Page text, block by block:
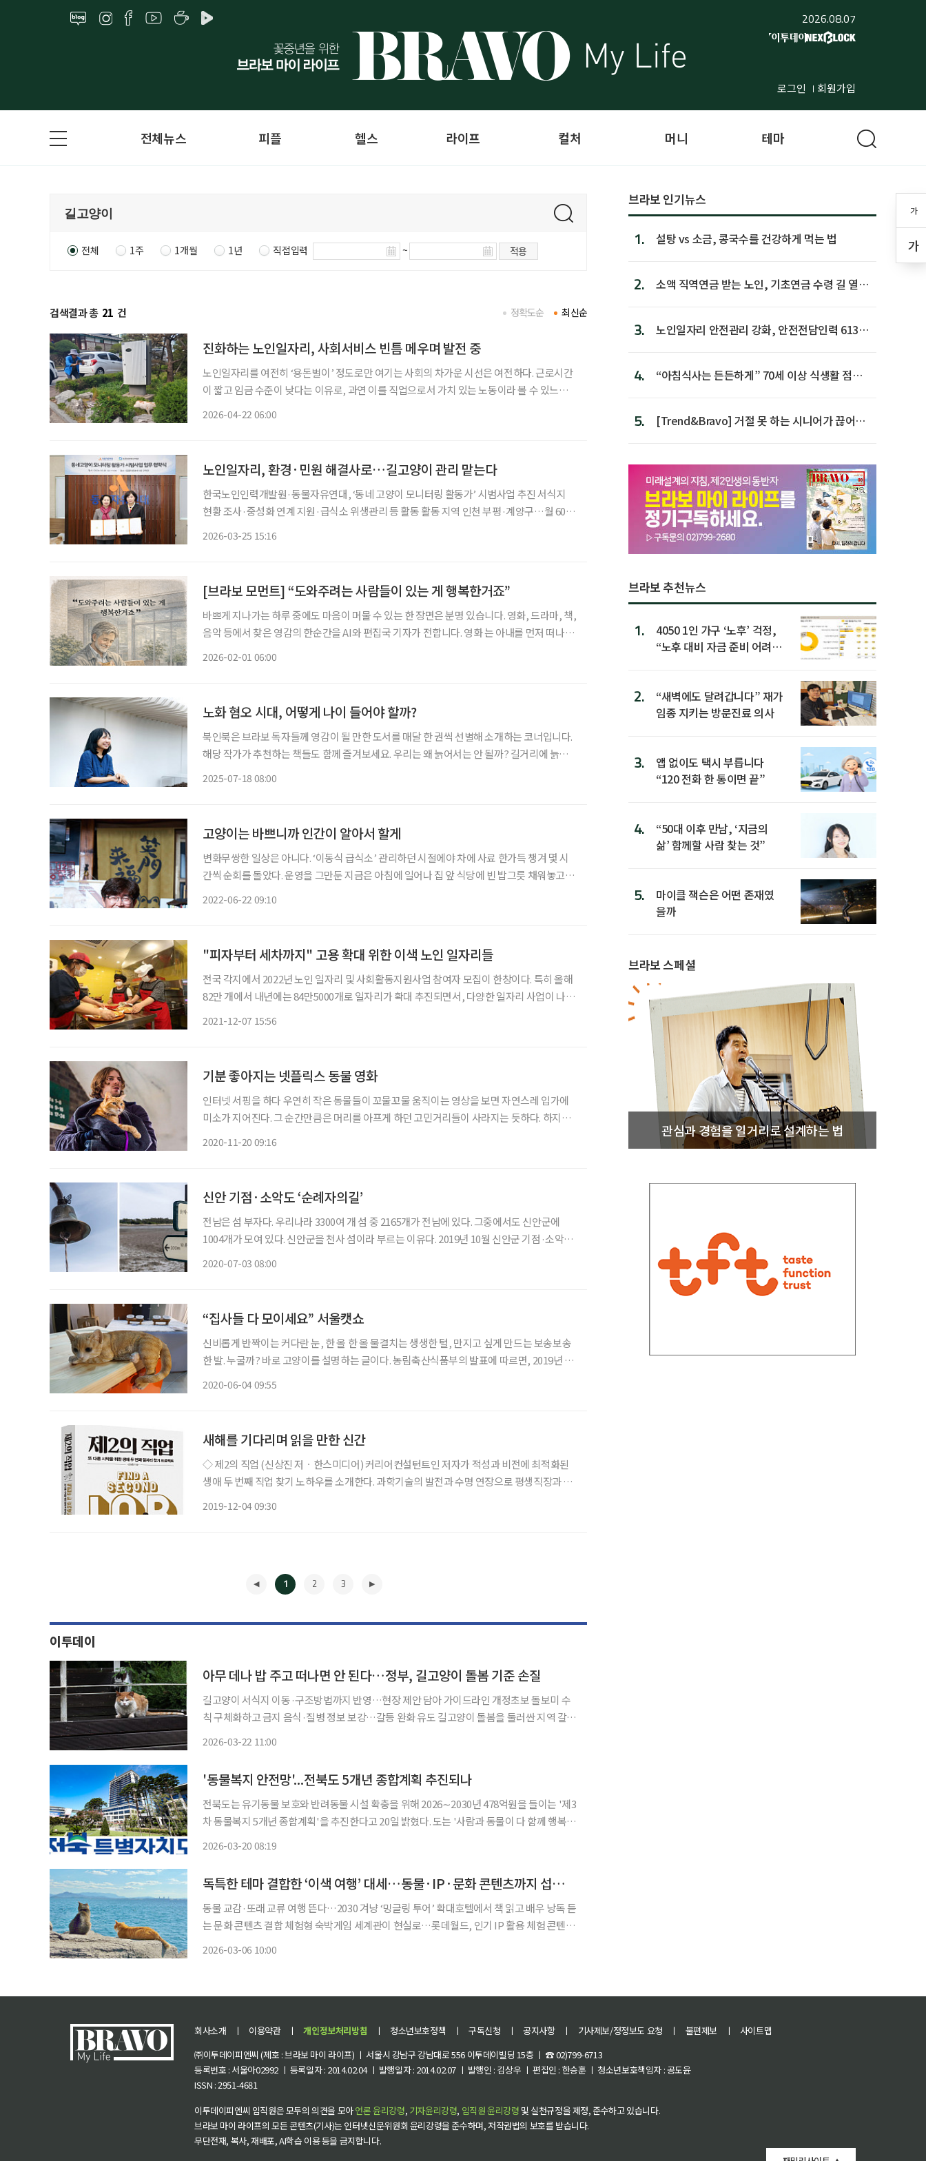
2026.08.07
로그인 회원가입
가
가
전체뉴스 피플 헬스 라이프 컬처 머니 테마
전체 1주 1개월 1년 직접입력 ~ 적용
검색결과 총 21 건 최신순
정확도순
진화하는 노인일자리, 사회서비스 빈틈 메우며 발전 중
노인일자리를 여전히 ‘용돈벌이’ 정도로만 여기는 사회의 차가운 시선은 여전하다. 근로시간
이 짧고 임금 수준이 낮다는 이유로, 과연 이를 직업으로서 가치 있는 노동이라 볼 수 있느냐
2026-04-22 06:00
노인일자리, 환경·민원 해결사로…길고양이 관리 맡는다
한국노인인력개발원·동물자유연대, ‘동네 고양이 모니터링 활동가’ 시범사업 추진 서식지
현황 조사·중성화 연계 지원·급식소 위생관리 등 활동 활동 지역 인천 부평·계양구…월 60시
2026-03-25 15:16
[브라보 모먼트] “도와주려는 사람들이 있는 게 행복한거죠”
바쁘게 지나가는 하루 중에도 마음이 머물 수 있는 한 장면은 분명 있습니다. 영화, 드라마, 책,
음악 등에서 찾은 영감의 한순간을 AI와 편집국 기자가 전합니다. 영화 는 아내를 먼저 떠나보
2026-02-01 06:00
노화 혐오 시대, 어떻게 나이 들어야 할까?
북인북은 브라보 독자들께 영감이 될 만한 도서를 매달 한 권씩 선별해 소개하는 코너입니다.
해당 작가가 추천하는 책들도 함께 즐겨보세요. 우리는 왜 늙어서는 안 될까? 길거리에 늙은
2025-07-18 08:00
고양이는 바쁘니까 인간이 알아서 할게
변화무쌍한 일상은 아니다. ‘이동식 급식소’ 관리하던 시절에야 차에 사료 한가득 챙겨 몇 시
간씩 순회를 돌았다. 운영을 그만둔 지금은 아침에 일어나 집 앞 식당에 빈 밥그릇 채워놓고,
2022-06-22 09:10
"피자부터 세차까지" 고용 확대 위한 이색 노인 일자리들
전국 각지에서 2022년 노인 일자리 및 사회활동지원사업 참여자 모집이 한창이다. 특히 올해
82만 개에서 내년에는 84만5000개로 일자리가 확대 추진되면서, 다양한 일자리 사업이 나오
2021-12-07 15:56
기분 좋아지는 넷플릭스 동물 영화
인터넷 서핑을 하다 우연히 작은 동물들이 꼬물꼬물 움직이는 영상을 보면 자연스레 입가에
미소가 지어진다. 그 순간만큼은 머리를 아프게 하던 고민거리들이 사라지는 듯하다. 하지만
2020-11-20 09:16
신안 기점·소악도 ‘순례자의길’
전남은 섬 부자다. 우리나라 3300여 개 섬 중 2165개가 전남에 있다. 그중에서도 신안군에
1004개가 모여 있다. 신안군을 천사 섬이라 부르는 이유다. 2019년 10월 신안군 기점·소악도
2020-07-03 08:00
“집사들 다 모이세요” 서울캣쇼
신비롭게 반짝이는 커다란 눈, 한 올 한 올 물결치는 생생한 털, 만지고 싶게 만드는 보송보송
한 발. 누굴까? 바로 고양이를 설명하는 글이다. 농림축산식품부의 발표에 따르면, 2019년 기
2020-06-04 09:55
새해를 기다리며 읽을 만한 신간
◇ 제2의 직업 (신상진 저ㆍ한스미디어) 커리어컨설턴트인 저자가 적성과 비전에 최적화된
생애 두 번째 직업 찾기 노하우를 소개한다. 과학기술의 발전과 수명 연장으로 평생직장과 정
2019-12-04 09:30
1 2 3
이투데이
아무 데나 밥 주고 떠나면 안 된다…정부, 길고양이 돌봄 기준 손질
길고양이 서식지 이동·구조방법까지 반영…현장 제안 담아 가이드라인 개정초보 돌보미 수
칙 구체화하고 금지 음식·질병 정보 보강…갈등 완화 유도 길고양이 돌봄을 둘러싼 지역 갈등
2026-03-22 11:00
'동물복지 안전망'...전북도 5개년 종합계획 추진되나
전북도는 유기동물 보호와 반려동물 시설 확충을 위해 2026∼2030년 478억원을 들이는 '제3
차 동물복지 5개년 종합계획'을 추진한다고 20일 밝혔다. 도는 '사람과 동물이 다 함께 행복한
2026-03-20 08:19
독특한 테마 결합한 ‘이색 여행’ 대세…동물·IP·문화 콘텐츠까지 섭렵[주말&]
동물 교감·또래 교류 여행 뜬다…2030 겨냥 ‘밍글링 투어’ 확대호텔에서 책 읽고 배우 낭독 듣
는 문화 콘텐츠 결합 체험형 숙박게임 세계관이 현실로…롯데월드, 인기 IP 활용 체험 콘텐츠
2026-03-06 10:00
브라보 인기뉴스
1. 설탕 vs 소금, 콩국수를 건강하게 먹는 법
2.
소액 직역연금 받는 노인, 기초연금 수령 길 열린
3.
노인일자리 안전관리 강화, 안전전담인력 613명
4.
“아침식사는 든든하게” 70세 이상 식생활 점수
5.
[Trend&Bravo] 거절 못 하는 시니어가 끊어야
브라보 추천뉴스
1.
4050 1인 가구 ‘노후’ 걱정,
“노후 대비 자금 준비 어려
2.
“새벽에도 달려갑니다” 재가
임종 지키는 방문진료 의사
3.
앱 없이도 택시 부릅니다
“120 전화 한 통이면 끝”
4.
“50대 이후 만남, ‘지금의
삶’ 함께할 사람 찾는 것”
5.
마이클 잭슨은 어떤 존재였
을까
브라보 스페셜
관심과 경험을 일거리로 설계하는 법
회사소개 ㅣ 이용약관 ㅣ 개인정보처리방침 ㅣ 청소년보호정책 ㅣ 구독신청 ㅣ 공지사항 ㅣ 기사제보/정정보도 요청 ㅣ 불편제보 ㅣ
사이트맵
㈜이투데이피엔씨 (제호 : 브라보 마이 라이프) ㅣ 서울시 강남구 강남대로 556 이투데이빌딩 15층 ㅣ ☎ 02)799-6713
등록번호 : 서울아02992 ㅣ 등록일자 : 2014.02.04 ㅣ 발행일자 : 2014.02.07 ㅣ 발행인 : 김상우 ㅣ 편집인 : 한승훈 ㅣ 청소년보호책임자 : 공도윤
ISSN : 2951-4681
이투데이피엔씨 임직원은 모두의 의견을 모아언론 윤리강령, 기자윤리강령, 임직원 윤리강령 및 실천규정을 제정, 준수하고 있습니다.
브라보 마이 라이프의 모든 콘텐츠(기사)는 인터넷신문위원회 윤리강령을 준수하며, 저작권법의 보호를 받습니다.
무단전재, 복사, 재배포, AI학습 이용 등을 금지합니다.